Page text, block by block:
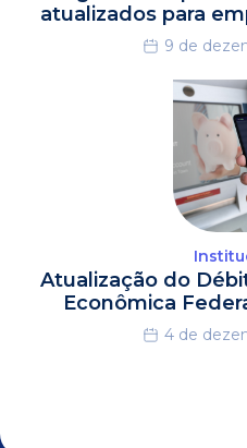
atualizados para
9 de
Atualização do
Econômica
4 de